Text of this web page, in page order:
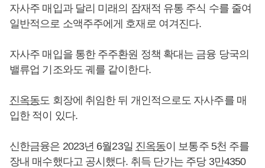
자사주 매입과 달리 미래의 잠재적 유통 주식 수를 줄여
일반적으로 소액주주에게 호재로 여겨진다.
자사주 매입을 통한 주주환원 정책 확대는 금융 당국의
밸류업 기조와도 궤를 같이한다.
진옥동도 회장에 취임한 뒤 개인적으로도 자사주를 매
입한 적이 있다.
신한금융은 2023년 6월23일 진옥동이 보통주 5천 주를
장내 매수했다고 공시했다. 취득 단가는 주당 3만4350